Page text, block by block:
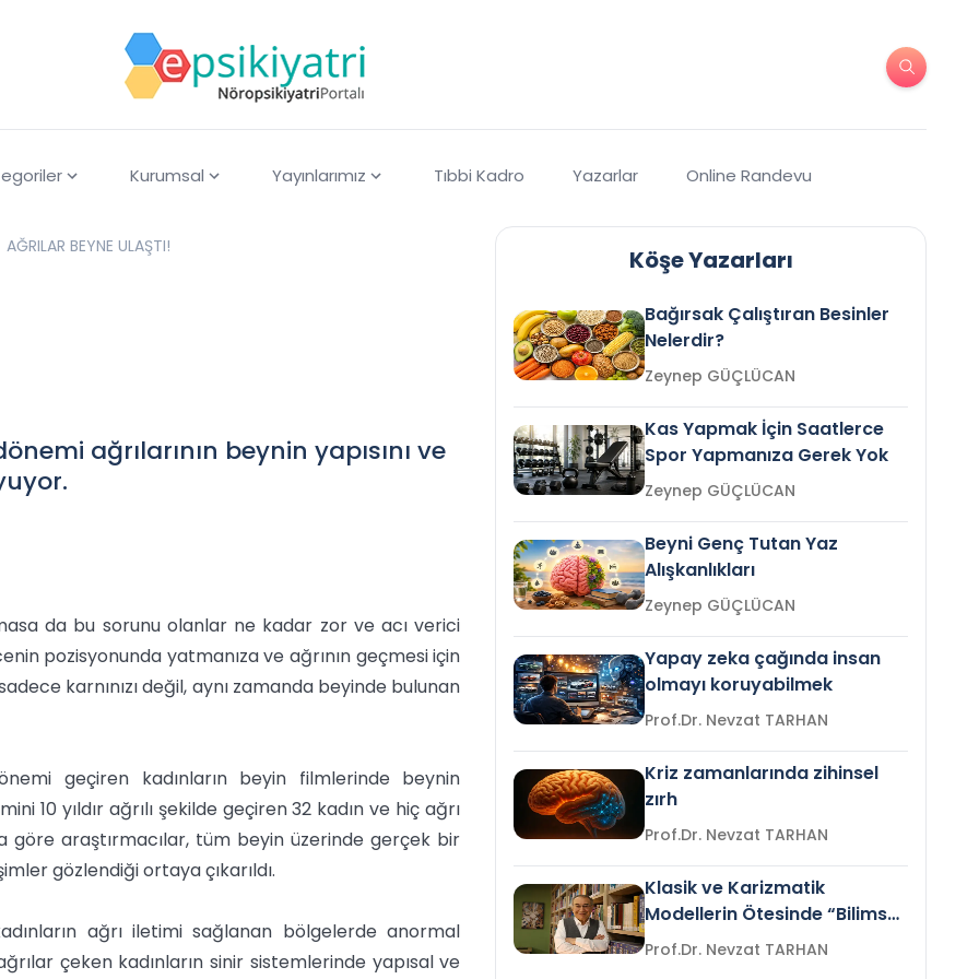
Kurumsal Yayınlarımız Tıbbi Kadro Yazarlar Online Randevu
AĞRILAR BEYNE ULAŞTI!
ağrılarının beynin yapısını ve
da bu sorunu olanlar ne kadar zor ve acı verici
pozisyonunda yatmanıza ve ağrının geçmesi için
karnınızı değil, aynı zamanda beyinde bulunan
geçiren kadınların beyin filmlerinde beynin
10 yıldır ağrılı şekilde geçiren 32 kadın ve hiç ağrı
göre araştırmacılar, tüm beyin üzerinde gerçek bir
gözlendiği ortaya çıkarıldı.
ağrı iletimi sağlanan bölgelerde anormal
çeken kadınların sinir sistemlerinde yapısal ve
Köşe Yazarları
Bağırsak Çalıştıran Besinler
Nelerdir?
Zeynep GÜÇLÜCAN
Kas Yapmak İçin Saatlerce
Spor Yapmanıza Gerek Yok
Zeynep GÜÇLÜCAN
Beyni Genç Tutan Yaz
Alışkanlıkları
Zeynep GÜÇLÜCAN
Yapay zeka çağında insan
olmayı koruyabilmek
Prof.Dr. Nevzat TARHAN
Kriz zamanlarında zihinsel
zırh
Prof.Dr. Nevzat TARHAN
Klasik ve Karizmatik
Modellerin Ötesinde “Bilimsel
Liderlik”
Prof.Dr. Nevzat TARHAN